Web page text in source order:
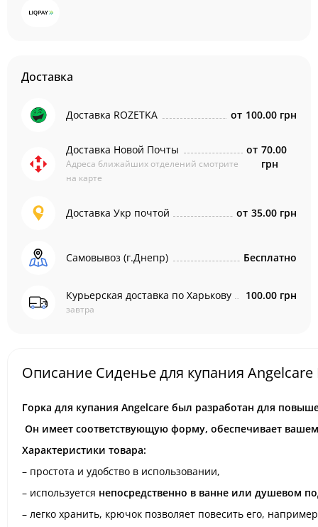
Доставка
Доставка ROZETKA от 100.00 грн
Доставка Новой Почты
Адреса ближайших отделений смотрите
на карте
от 70.00
грн
Доставка Укр почтой от 35.00 грн
Самовывоз (г.Днепр) Бесплатно
Курьерская доставка по Харькову
завтра
100.00 грн
Описание Сиденье для купания Angelcare
Горка для купания Angelcare был разработан для
Он имеет соответствующую форму, обеспечивает
Характеристики товара:
– простота и удобство в использовании,
– используется непосредственно в ванне или душевом
– легко хранить, крючок позволяет повесить его,